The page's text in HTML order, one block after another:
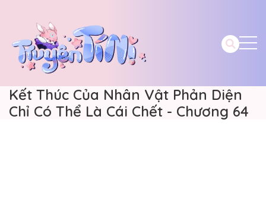
Kết Thúc Của Nhân Vật Phản Diện
Chỉ Có Thể Là Cái Chết - Chương 64